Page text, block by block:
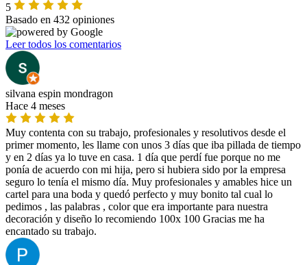
5
Basado en 432 opiniones
Leer todos los comentarios
silvana espin mondragon
Hace 4 meses
Muy contenta con su trabajo, profesionales y resolutivos desde el
primer momento, les llame con unos 3 días que iba pillada de tiempo
y en 2 días ya lo tuve en casa. 1 día que perdí fue porque no me
ponía de acuerdo con mi hija, pero si hubiera sido por la empresa
seguro lo tenía el mismo día. Muy profesionales y amables hice un
cartel para una boda y quedó perfecto y muy bonito tal cual lo
pedimos , las palabras , color que era importante para nuestra
decoración y diseño lo recomiendo 100x 100 Gracias me ha
encantado su trabajo.